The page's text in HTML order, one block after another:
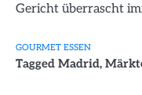
Gericht überrascht
GOURMET ESSEN
Tagged Madrid,